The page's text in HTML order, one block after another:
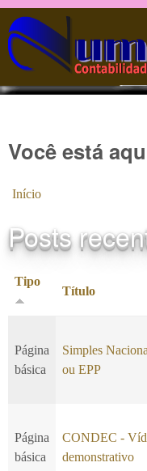
Pular
Você está
Início
Posts
Tipo
Título
Página
básica
Simples
ou EPP
Página
básica
CONDEC -
demonstrativo